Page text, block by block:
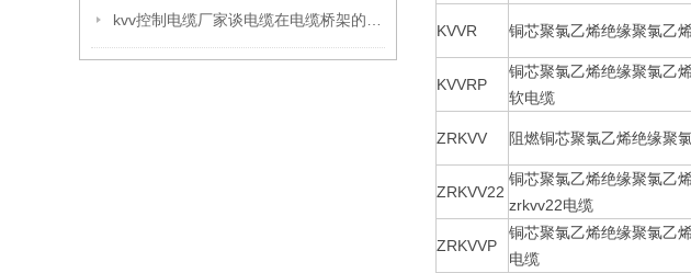
KVVR 铜芯聚氯乙烯绝缘聚氯乙
KVVRP
铜芯聚氯乙烯绝缘聚氯乙
软电缆
ZRKVV 阻燃铜芯聚氯乙烯绝缘聚
ZRKVV22
铜芯聚氯乙烯绝缘聚氯乙
zrkvv22电缆
ZRKVVP
铜芯聚氯乙烯绝缘聚氯乙
电缆